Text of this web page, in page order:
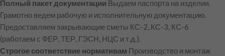
Полный пакет документации Выдаем паспорта на изделия.
Грамотно ведем рабочую и исполнительную документацию.
Предоставляем закрывающие сметы КС-2, КС-3, КС-6
(работаем с ФЕР, ТЕР, ГЭСН, НЦС и т.д.).
Строгое соответствие нормативам Производство и монтаж